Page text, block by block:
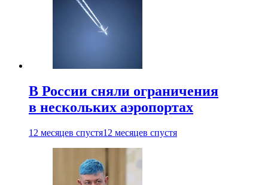
В России сняли ограничения
в нескольких аэропортах
12 месяцев спустя12 месяцев спустя